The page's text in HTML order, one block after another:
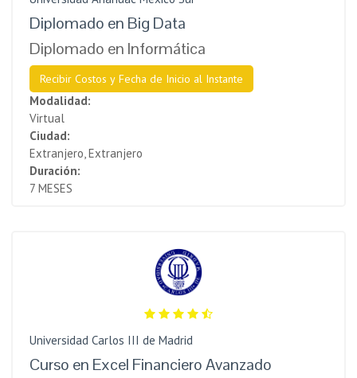
Diplomado en Big Data
Diplomado en Informática
Recibir Costos y Fecha de Inicio al Instante
Modalidad:
Virtual
Ciudad:
Extranjero, Extranjero
Duración:
7 MESES
Universidad Carlos III de Madrid
Curso en Excel Financiero Avanzado